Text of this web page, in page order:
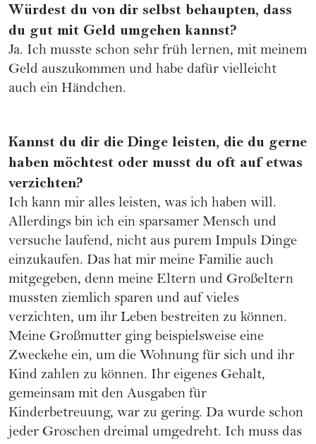
Würdest du von dir selbst behaupten, dass
du gut mit Geld umgehen kannst?
Ja. Ich musste schon sehr früh lernen, mit meinem
Geld auszukommen und habe dafür vielleicht
auch ein Händchen.
Kannst du dir die Dinge leisten, die du gerne
haben möchtest oder musst du oft auf etwas
verzichten?
Ich kann mir alles leisten, was ich haben will.
Allerdings bin ich ein sparsamer Mensch und
versuche laufend, nicht aus purem Impuls Dinge
einzukaufen. Das hat mir meine Familie auch
mitgegeben, denn meine Eltern und Großeltern
mussten ziemlich sparen und auf vieles
verzichten, um ihr Leben bestreiten zu können.
Meine Großmutter ging beispielsweise eine
Zweckehe ein, um die Wohnung für sich und ihr
Kind zahlen zu können. Ihr eigenes Gehalt,
gemeinsam mit den Ausgaben für
Kinderbetreuung, war zu gering. Da wurde schon
jeder Groschen dreimal umgedreht. Ich muss das